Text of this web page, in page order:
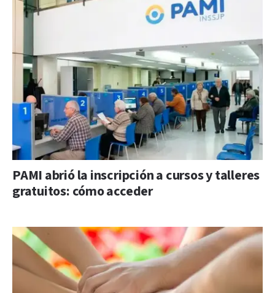
PAMI abrió la inscripción a cursos y talleres
gratuitos: cómo acceder